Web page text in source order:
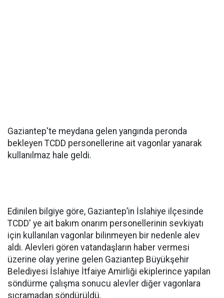
Gaziantep'te meydana gelen yangında peronda
bekleyen TCDD personellerine ait vagonlar yanarak
kullanılmaz hale geldi.
Edinilen bilgiye göre, Gaziantep’in İslahiye ilçesinde
TCDD' ye ait bakım onarım personellerinin sevkiyatı
için kullanılan vagonlar bilinmeyen bir nedenle alev
aldı. Alevleri gören vatandaşların haber vermesi
üzerine olay yerine gelen Gaziantep Büyükşehir
Belediyesi İslahiye İtfaiye Amirliği ekiplerince yapılan
söndürme çalışma sonucu alevler diğer vagonlara
sıçramadan söndürüldü.